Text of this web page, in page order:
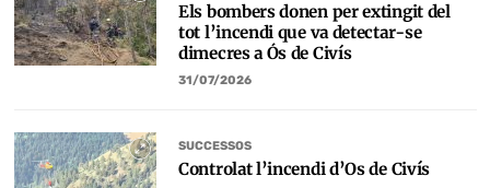
Els bombers donen per extingit del
tot l’incendi que va detectar-se
dimecres a Ós de Civís
31/07/2026
SUCCESSOS
Controlat l’incendi d’Os de Civís